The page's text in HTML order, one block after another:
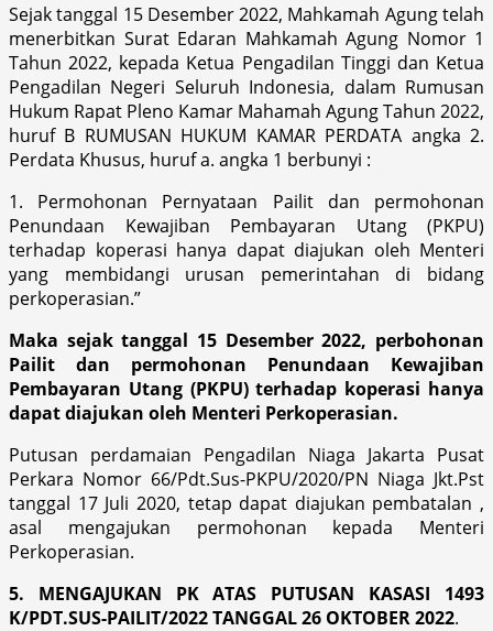
Sejak tanggal 15 Desember 2022, Mahkamah Agung telah
menerbitkan Surat Edaran Mahkamah Agung Nomor 1
Tahun 2022, kepada Ketua Pengadilan Tinggi dan Ketua
Pengadilan Negeri Seluruh Indonesia, dalam Rumusan
Hukum Rapat Pleno Kamar Mahamah Agung Tahun 2022,
huruf B RUMUSAN HUKUM KAMAR PERDATA angka 2.
Perdata Khusus, huruf a. angka 1 berbunyi :
1. Permohonan Pernyataan Pailit dan permohonan
Penundaan Kewajiban Pembayaran Utang (PKPU)
terhadap koperasi hanya dapat diajukan oleh Menteri
yang membidangi urusan pemerintahan di bidang
perkoperasian.”
Maka sejak tanggal 15 Desember 2022, perbohonan
Pailit dan permohonan Penundaan Kewajiban
Pembayaran Utang (PKPU) terhadap koperasi hanya
dapat diajukan oleh Menteri Perkoperasian.
Putusan perdamaian Pengadilan Niaga Jakarta Pusat
Perkara Nomor 66/Pdt.Sus-PKPU/2020/PN Niaga Jkt.Pst
tanggal 17 Juli 2020, tetap dapat diajukan pembatalan ,
asal mengajukan permohonan kepada Menteri
Perkoperasian.
5. MENGAJUKAN PK ATAS PUTUSAN KASASI 1493
K/PDT.SUS-PAILIT/2022 TANGGAL 26 OKTOBER 2022.